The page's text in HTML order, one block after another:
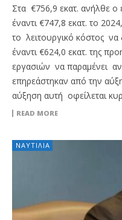
Στα €756,9 εκατ. ανήλθε ο
έναντι €747,8 εκατ. το
το λειτουργικό κόστος
έναντι €624,0 εκατ. της
εργασιών να παραμένει
επηρεάστηκαν από την
αύξηση αυτή οφείλεται
READ MORE
ΝΑΥΤΙΛΊΑ